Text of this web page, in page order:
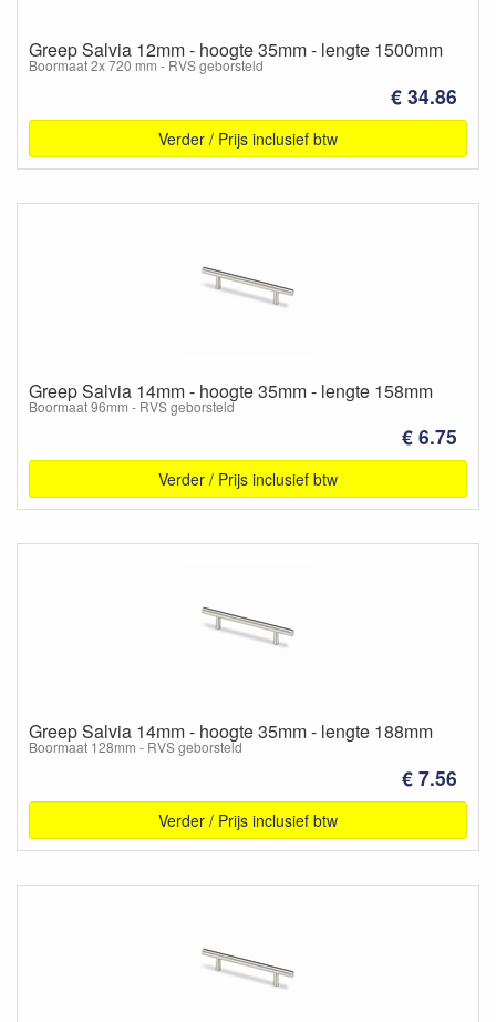
Greep Salvia 12mm - hoogte 35mm - lengte 1500mm
Boormaat 2x 720 mm - RVS geborsteld
€ 34.86
Verder / Prijs inclusief btw
Greep Salvia 14mm - hoogte 35mm - lengte 158mm
Boormaat 96mm - RVS geborsteld
€ 6.75
Verder / Prijs inclusief btw
Greep Salvia 14mm - hoogte 35mm - lengte 188mm
Boormaat 128mm - RVS geborsteld
€ 7.56
Verder / Prijs inclusief btw